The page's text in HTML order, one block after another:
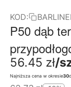
KOD:
P50 dąb
56.45 zł/
Najniższa cena w okresie30